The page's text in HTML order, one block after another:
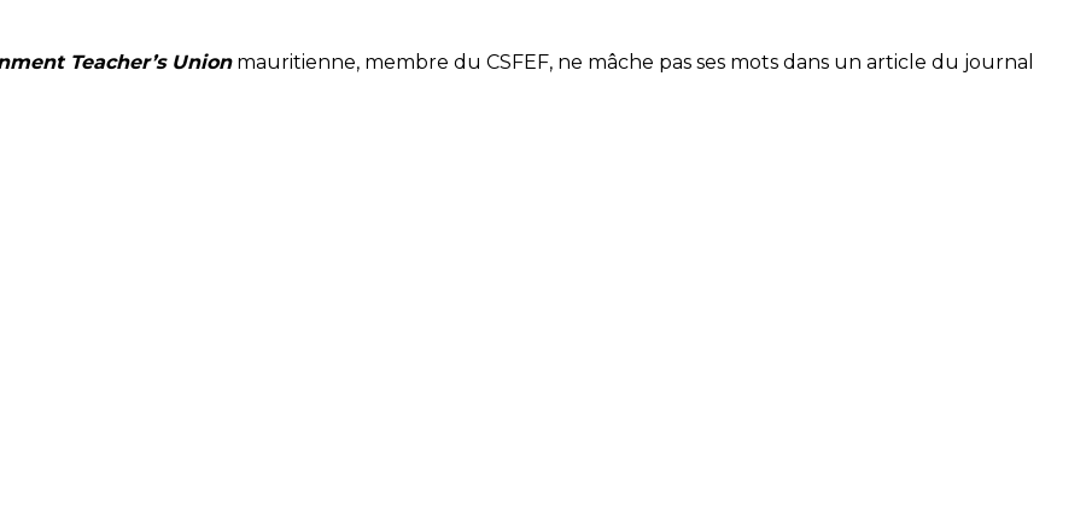
Teacher’s Unionmauritienne, membre du CSFEF, ne mâche pas ses mots dans un article du journal